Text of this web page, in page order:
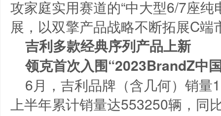
攻家庭实用赛道的“中大型6/7座
展，以双擎产品战略不断拓展C端
吉利多款经典序列产品上新
领克首次入围“2023BrandZ中
6月，吉利品牌（含几何）销
上半年累计销量达553250辆，同